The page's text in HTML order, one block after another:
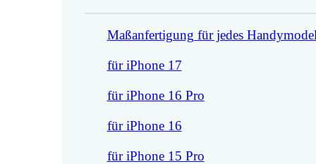
Maßanfertigung für jedes
für iPhone 17
für iPhone 16 Pro
für iPhone 16
für iPhone 15 Pro